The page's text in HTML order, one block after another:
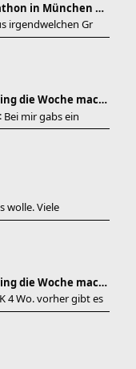
Suche Startplatz für Halbmarathon in München am 11
irgendwelchen Gr
Re: Sub 3:20h mit 3-4 mal Training die Woche machb
Bei mir gabs ein
wolle. Viele
Re: Sub 3:20h mit 3-4 mal Training die Woche machb
4 Wo. vorher gibt es